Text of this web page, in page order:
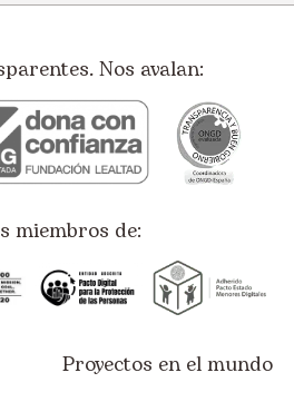
Nos avalan:
miembros de:
Proyectos en el mundo